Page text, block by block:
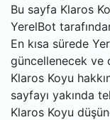
Bu sayfa Klaros
YerelBot
En kısa sürede
güncellenecek ve
Klaros Koyu
sayfayı yakında
Klaros Koyu